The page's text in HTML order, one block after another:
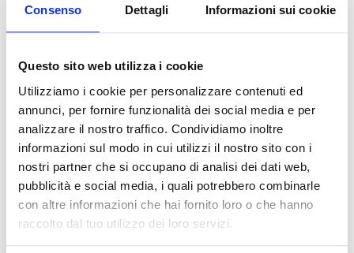
Consenso Dettagli Informazioni sui cookie
Questo sito web utilizza i cookie
Utilizziamo i cookie per personalizzare contenuti ed
annunci, per fornire funzionalità dei social media e per
analizzare il nostro traffico. Condividiamo inoltre
informazioni sul modo in cui utilizzi il nostro sito con i
nostri partner che si occupano di analisi dei dati web,
pubblicità e social media, i quali potrebbero combinarle
con altre informazioni che hai fornito loro o che hanno
raccolto dal tuo utilizzo dei loro servizi.
detectores
INA55-109
Soporte de acero inoxidable para
el montaje de detectores con
estándar ATEX (sin pantalla)